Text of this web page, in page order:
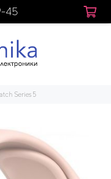
45
Series 5